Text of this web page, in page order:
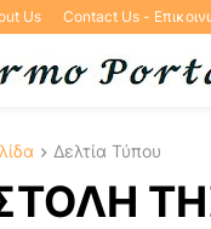
Us Contact Us -
Δελτία Τύπου